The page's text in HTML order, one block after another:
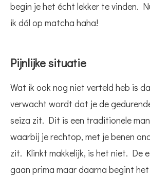
begin je het écht lekker te vinden.
ik dól op matcha haha!
Pijnlijke situatie
Wat ik ook nog niet verteld heb is
verwacht wordt dat je de
seiza zit. Dit is een traditionele
waarbij je rechtop, met je benen
zit. Klinkt makkelijk, is het niet. De
gaan prima maar daarna begint